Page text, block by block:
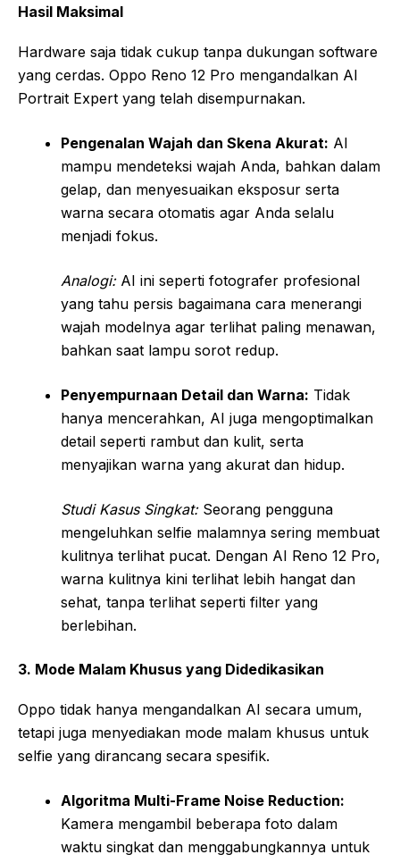
Hasil Maksimal
Hardware saja tidak cukup tanpa dukungan software
yang cerdas. Oppo Reno 12 Pro mengandalkan AI
Portrait Expert yang telah disempurnakan.
Pengenalan Wajah dan Skena Akurat: AI
mampu mendeteksi wajah Anda, bahkan dalam
gelap, dan menyesuaikan eksposur serta
warna secara otomatis agar Anda selalu
menjadi fokus.
Analogi:AI ini seperti fotografer profesional
yang tahu persis bagaimana cara menerangi
wajah modelnya agar terlihat paling menawan,
bahkan saat lampu sorot redup.
Penyempurnaan Detail dan Warna: Tidak
hanya mencerahkan, AI juga mengoptimalkan
detail seperti rambut dan kulit, serta
menyajikan warna yang akurat dan hidup.
Studi Kasus Singkat:Seorang pengguna
mengeluhkan selfie malamnya sering membuat
kulitnya terlihat pucat. Dengan AI Reno 12 Pro,
warna kulitnya kini terlihat lebih hangat dan
sehat, tanpa terlihat seperti filter yang
berlebihan.
3. Mode Malam Khusus yang Didedikasikan
Oppo tidak hanya mengandalkan AI secara umum,
tetapi juga menyediakan mode malam khusus untuk
selfie yang dirancang secara spesifik.
Algoritma Multi-Frame Noise Reduction:
Kamera mengambil beberapa foto dalam
waktu singkat dan menggabungkannya untuk